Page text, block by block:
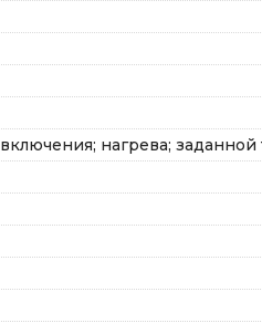
включения; нагрева;